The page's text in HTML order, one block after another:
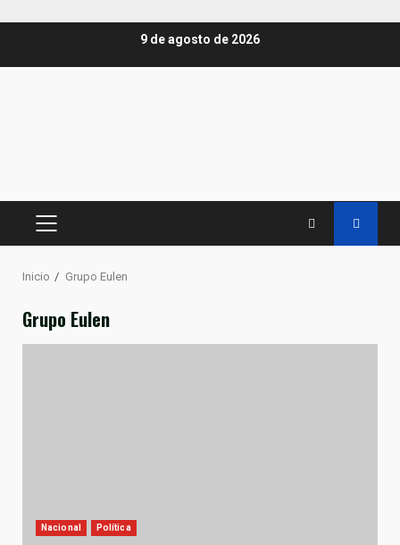
9 de agosto de 2026
MENÚ
Inicio Grupo Eulen
Grupo Eulen
Nacional Política